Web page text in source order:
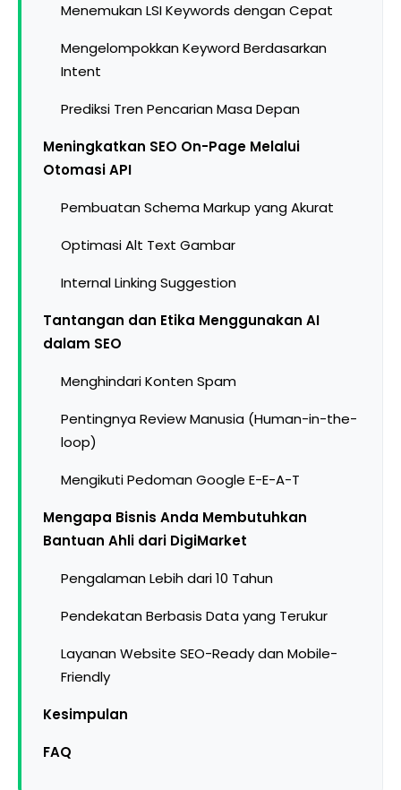
Menemukan LSI Keywords dengan Cepat
Mengelompokkan Keyword Berdasarkan
Intent
Prediksi Tren Pencarian Masa Depan
Meningkatkan SEO On-Page Melalui
Otomasi API
Pembuatan Schema Markup yang Akurat
Optimasi Alt Text Gambar
Internal Linking Suggestion
Tantangan dan Etika Menggunakan AI
dalam SEO
Menghindari Konten Spam
Pentingnya Review Manusia (Human-in-the-
loop)
Mengikuti Pedoman Google E-E-A-T
Mengapa Bisnis Anda Membutuhkan
Bantuan Ahli dari DigiMarket
Pengalaman Lebih dari 10 Tahun
Pendekatan Berbasis Data yang Terukur
Layanan Website SEO-Ready dan Mobile-
Friendly
Kesimpulan
FAQ